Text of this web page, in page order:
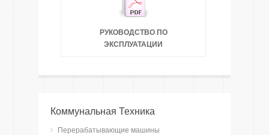
РУКОВОДСТВО ПО
ЭКСПЛУАТАЦИИ
Коммунальная Техника
Перерабатывающие машины